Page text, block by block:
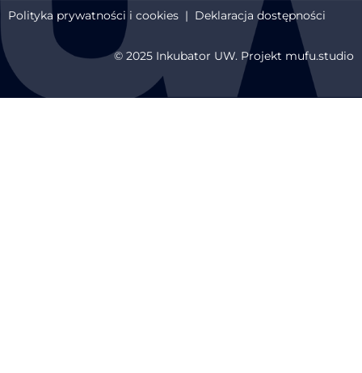
Polityka prywatności i cookies | Deklaracja dostępności
© 2025 Inkubator UW. Projekt mufu.studio